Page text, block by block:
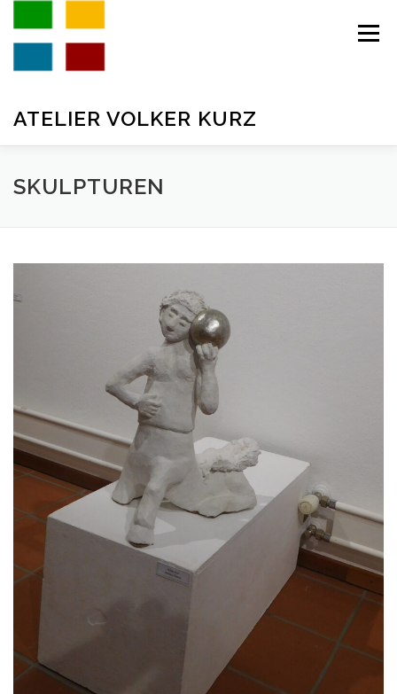
Inhalt
springen
ATELIER VOLKER KURZ
Menü
AKTUELL GALERIE
SKULPTUREN